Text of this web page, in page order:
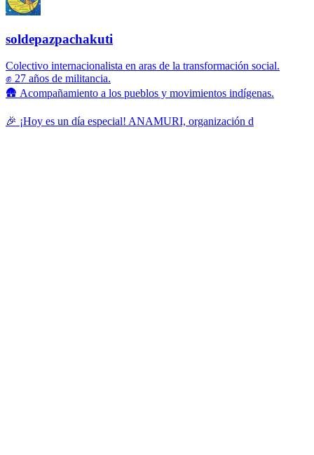
soldepazpachakuti
Colectivo internacionalista en aras de la transformación social.
✊ 27 años de militancia.
🛖 Acompañamiento a los pueblos y movimientos indígenas.
🎉 ¡Hoy es un día especial! ANAMURI, organización d